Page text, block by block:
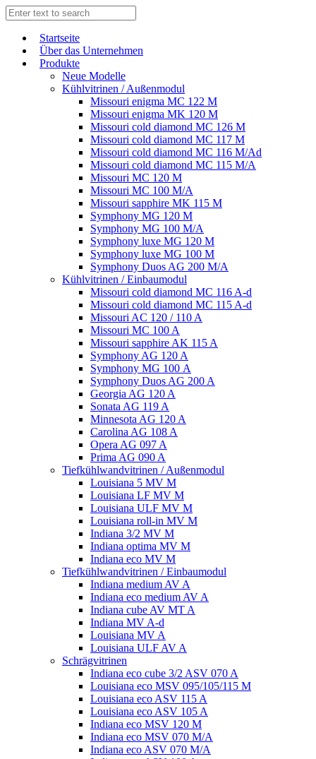
Start­sei­te
Über das Unternehmen
Produkte
Neue Modelle
Kühlvitrinen / Außenmodul
Missouri enigma MC 122 M
Missouri enigma MK 120 M
Missouri cold diamond MC 126 M
Missouri cold diamond MC 117 M
Missouri cold diamond MC 116 M/Ad
Missouri cold diamond MC 115 M/A
Missouri MC 120 M
Missouri MC 100 M/A
Missouri sapphire MK 115 M
Symphony MG 120 M
Symphony MG 100 M/А
Symphony luxe MG 120 M
Symphony luxe MG 100 M
Symphony Duos AG 200 M/A
Kühlvitrinen / Einbaumodul
Missouri cold diamond MC 116 A-d
Missouri cold diamond MC 115 A-d
Missouri AC 120 / 110 A
Missouri MC 100 A
Missouri sapphire AK 115 A
Symphony AG 120 A
Symphony MG 100 А
Symphony Duos AG 200 A
Georgia AG 120 A
Sonata AG 119 A
Minnesota AG 120 A
Carolina AG 108 A
Opera AG 097 A
Prima AG 090 A
Tiefkühlwandvitrinen / Außenmodul
Louisiana 5 MV M
Louisiana LF MV M
Louisiana ULF MV M
Louisiana roll-in MV M
Indiana 3/2 MV M
Indiana optima MV M
Indiana eco MV M
Tiefkühlwandvitrinen / Einbaumodul
Indiana medium AV A
Indiana eco medium AV A
Indiana cube AV MT A
Indiana MV A-d
Louisiana MV A
Louisiana ULF AV A
Schrägvitrinen
Indiana eco cube 3/2 ASV 070 A
Louisiana eco MSV 095/105/115 M
Louisiana eco ASV 115 A
Louisiana eco ASV 105 A
Indiana eco MSV 120 M
Indiana eco MSV 070 M/A
Indiana eco ASV 070 M/A